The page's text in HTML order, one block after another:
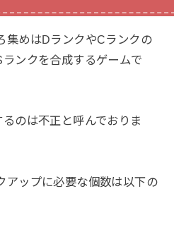
集めはDランクやCランクの
ンクを合成するゲームで
のは不正と呼んでおりま
アップに必要な個数は以下の